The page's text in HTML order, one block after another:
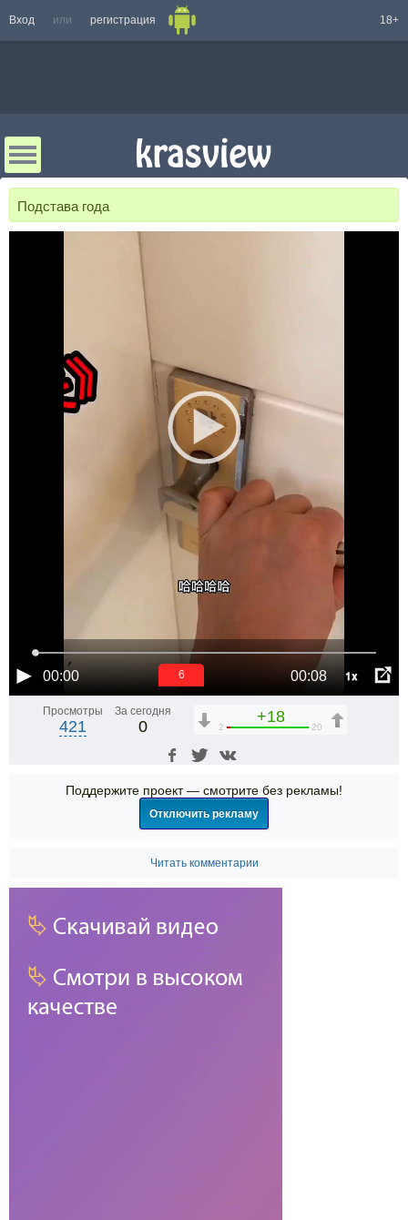
Вход или регистрация 18+
Подстава года
00:00 00:08 1x
6
Просмотры
421
За сегодня
0
+18
2 20
Поддержите проект — смотрите без рекламы!
Отключить рекламу
Читать комментарии